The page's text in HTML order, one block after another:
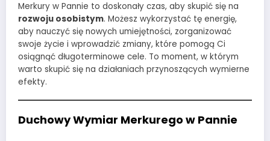
Merkury w Pannie to doskonały czas, aby skupić się na
rozwoju osobistym. Możesz wykorzystać tę energię,
aby nauczyć się nowych umiejętności, zorganizować
swoje życie i wprowadzić zmiany, które pomogą Ci
osiągnąć długoterminowe cele. To moment, w którym
warto skupić się na działaniach przynoszących wymierne
efekty.
Duchowy Wymiar Merkurego w Pannie